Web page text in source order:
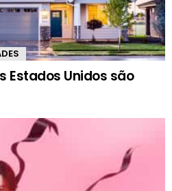
Estados Unidos são